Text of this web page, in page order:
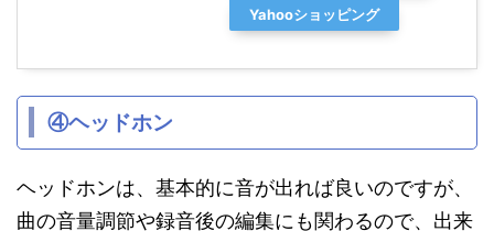
Yahooショッピング
④ヘッドホン
ヘッドホンは、基本的に音が出れば良いのですが、
曲の音量調節や録音後の編集にも関わるので、出来